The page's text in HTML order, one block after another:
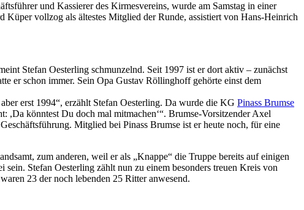
und Kassierer des Kirmesvereins, wurde am Samstag in einer
Küper vollzog als ältestes Mitglied der Runde, assistiert von Hans-Heinrich
Stefan Oesterling schmunzelnd. Seit 1997 ist er dort aktiv – zunächst
er schon immer. Sein Opa Gustav Röllinghoff gehörte einst dem
erst 1994“, erzählt Stefan Oesterling. Da wurde die KG Pinass Brumse
,Da könntest Du doch mal mitmachen‘“. Brumse-Vorsitzender Axel
Mitglied bei Pinass Brumse ist er heute noch, für eine
zum anderen, weil er als „Knappe“ die Truppe bereits auf einigen
Stefan Oesterling zählt nun zu einem besonders treuen Kreis von
23 der noch lebenden 25 Ritter anwesend.